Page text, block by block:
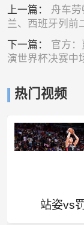
上一篇： 舟车
兰、西班牙列前
下一篇： 官方
演世界杯决赛中
热门视频
站姿vs